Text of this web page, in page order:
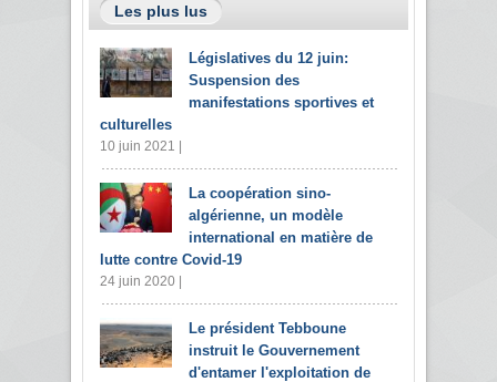
Les plus lus
Législatives du 12 juin:
Suspension des
manifestations sportives et
culturelles
10 juin 2021 |
La coopération sino-
algérienne, un modèle
international en matière de
lutte contre Covid-19
24 juin 2020 |
Le président Tebboune
instruit le Gouvernement
d'entamer l'exploitation de